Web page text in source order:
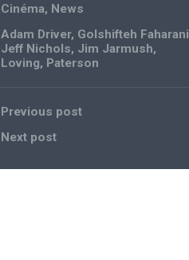
Cinéma, News
Adam Driver, Golshifteh Faharani
Jeff Nichols, Jim Jarmush,
Loving, Paterson
Previous post
Next post